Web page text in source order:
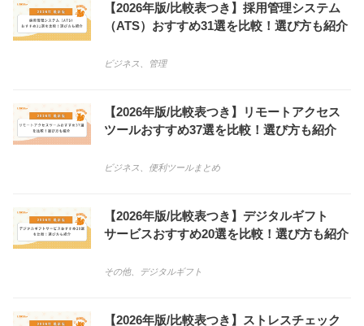
【2026年版/比較表つき】採用管理システム
（ATS）おすすめ31選を比較！選び方も紹介
ビジネス 管理
【2026年版/比較表つき】リモートアクセス
ツールおすすめ37選を比較！選び方も紹介
ビジネス 便利ツールまとめ
【2026年版/比較表つき】デジタルギフト
サービスおすすめ20選を比較！選び方も紹介
その他、 デジタルギフト
【2026年版/比較表つき】ストレスチェック